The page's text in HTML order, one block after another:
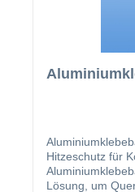
Hitzeschutz für
Lösung, um